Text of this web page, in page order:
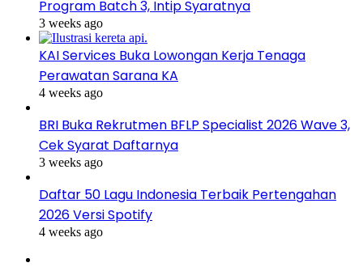
Program Batch 3, Intip Syaratnya
3 weeks ago
KAI Services Buka Lowongan Kerja Tenaga
Perawatan Sarana KA
4 weeks ago
BRI Buka Rekrutmen BFLP Specialist 2026 Wave 3,
Cek Syarat Daftarnya
3 weeks ago
Daftar 50 Lagu Indonesia Terbaik Pertengahan
2026 Versi Spotify
4 weeks ago